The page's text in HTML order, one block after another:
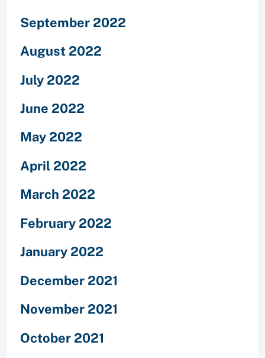
September 2022
August 2022
July 2022
June 2022
May 2022
April 2022
March 2022
February 2022
January 2022
December 2021
November 2021
October 2021